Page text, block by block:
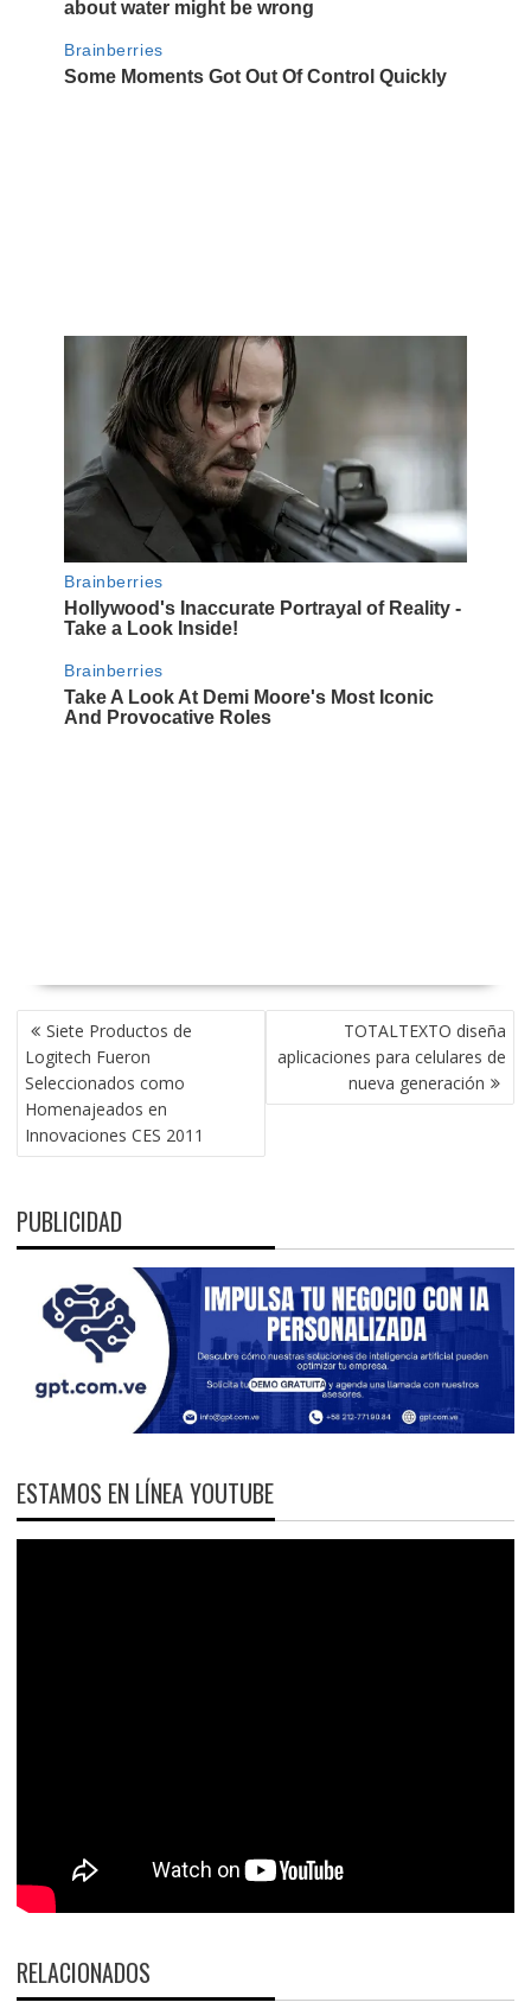
NAVEGACIÓN
DE
ENTRADAS
Siete Productos de
Logitech Fueron
Seleccionados como
Homenajeados en
Innovaciones CES 2011
TOTALTEXTO diseña
aplicaciones para celulares de
nueva generación
PUBLICIDAD
ESTAMOS EN LÍNEA YOUTUBE
RELACIONADOS